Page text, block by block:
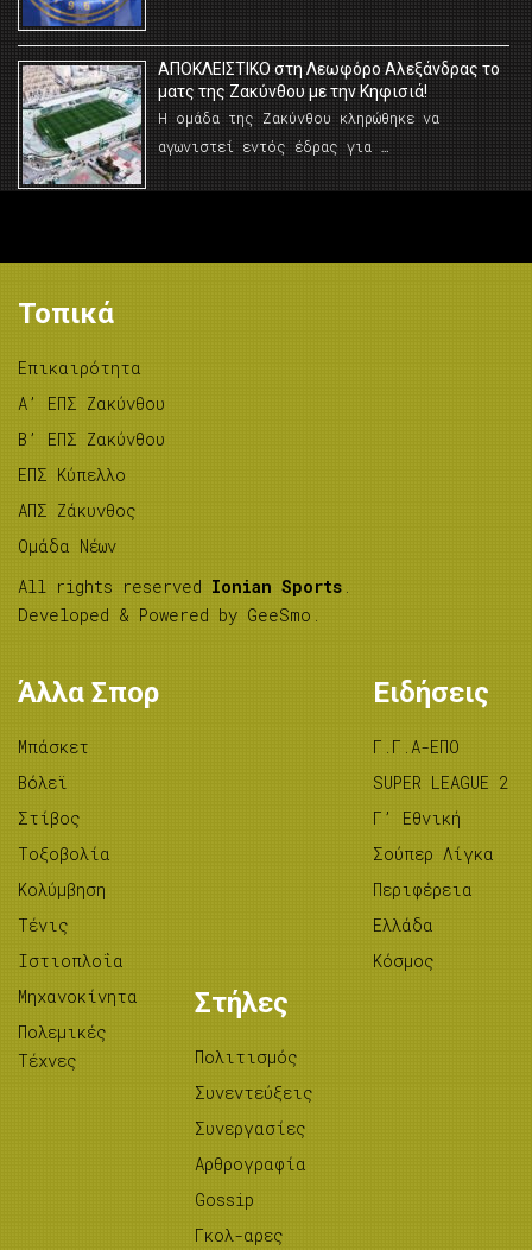
AΠΟΚΛΕΙΣΤΙΚΟ στη Λεωφόρο Αλεξάνδρας το
ματς της Ζακύνθου με την Κηφισιά!
Η ομάδα της Ζακύνθου κληρώθηκε να
αγωνιστεί εντός έδρας για …
Τοπικά
Επικαιρότητα
A’ ΕΠΣ Ζακύνθου
B’ ΕΠΣ Ζακύνθου
ΕΠΣ Κύπελλο
ΑΠΣ Ζάκυνθος
Ομάδα Νέων
All rights reserved Ionian Sports .
Developed & Powered by GeeSmo .
Άλλα Σπορ
Μπάσκετ
Βόλεϊ
Στίβος
Tοξοβολία
Κολύμβηση
Τένις
Ιστιοπλοΐα
Μηχανοκίνητα
Πολεμικές
Τέχνες
Ειδήσεις
Γ.Γ.Α-ΕΠΟ
SUPER LEAGUE 2
Γ’ Εθνική
Σούπερ Λίγκα
Περιφέρεια
Ελλάδα
Κόσμος
Στήλες
Πολιτισμός
Συνεντεύξεις
Συνεργασίες
Αρθρογραφία
Gossip
Γκολ-αρες